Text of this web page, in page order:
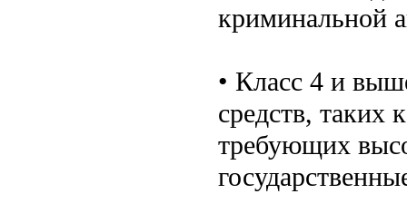
криминальной
• Класс 4 и
средств, таких
требующих